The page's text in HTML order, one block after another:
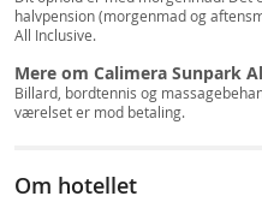
halvpension (morgenmad og
All Inclusive.
Mere om Calimera Sunpark
Billard, bordtennis og
værelset er mod betaling.
Om hotellet